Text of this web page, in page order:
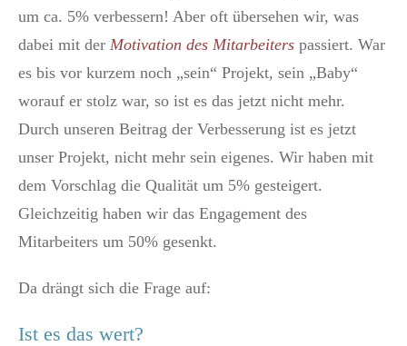
um ca. 5% verbessern! Aber oft übersehen wir, was
dabei mit der Motivation des Mitarbeiters passiert. War
es bis vor kurzem noch „sein“ Projekt, sein „Baby“
worauf er stolz war, so ist es das jetzt nicht mehr.
Durch unseren Beitrag der Verbesserung ist es jetzt
unser Projekt, nicht mehr sein eigenes. Wir haben mit
dem Vorschlag die Qualität um 5% gesteigert.
Gleichzeitig haben wir das Engagement des
Mitarbeiters um 50% gesenkt.
Da drängt sich die Frage auf:
Ist es das wert?